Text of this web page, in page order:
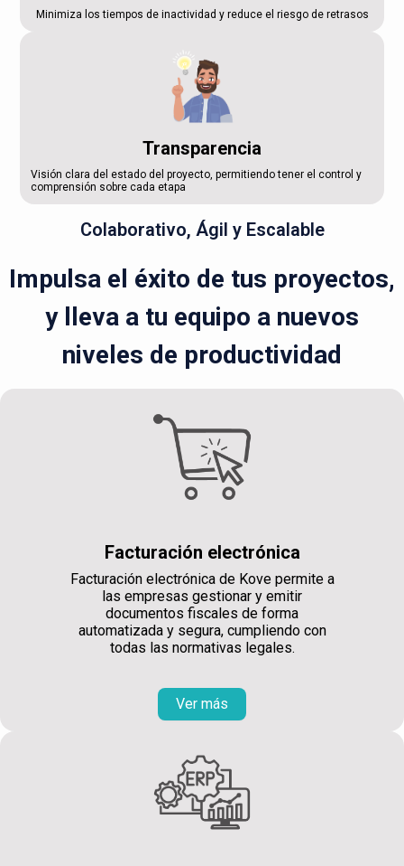
Minimiza los tiempos de inactividad y reduce el riesgo de retrasos
Transparencia
Visión clara del estado del proyecto, permitiendo tener el control y
comprensión sobre cada etapa
Colaborativo, Ágil y Escalable
Impulsa el éxito de tus proyectos,
y lleva a tu equipo a nuevos
niveles de productividad
Facturación electrónica
Facturación electrónica de Kove permite a
las empresas gestionar y emitir
documentos fiscales de forma
automatizada y segura, cumpliendo con
todas las normativas legales.
Ver más